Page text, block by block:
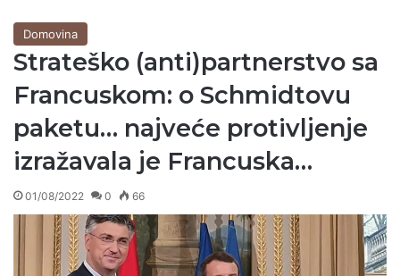
Domovina
Strateško (anti)partnerstvo sa
Francuskom: o Schmidtovu
paketu… najveće protivljenje
izražavala je Francuska…
01/08/2022 0 66